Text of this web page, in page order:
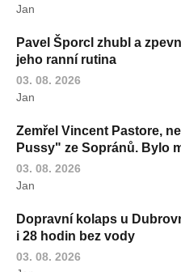
Jan
Pavel Šporcl zhubl a
jeho ranní rutina
03. 08. 2026
Jan
Zemřel Vincent Pastore,
Pussy" ze Sopránů. Bylo
03. 08. 2026
Jan
Dopravní kolaps u
i 28 hodin bez vody
03. 08. 2026